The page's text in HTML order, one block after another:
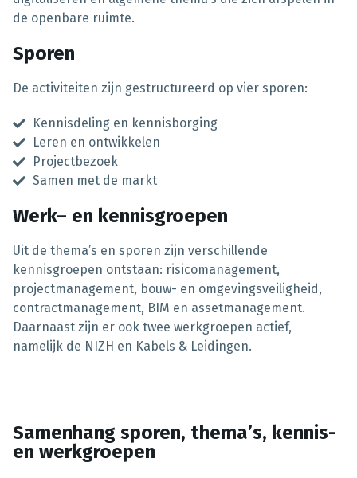
de openbare ruimte.
Sporen
De activiteiten zijn gestructureerd op vier sporen:
Kennisdeling en kennisborging
Leren en ontwikkelen
Projectbezoek
Samen met de markt
Werk– en kennisgroepen
Uit de thema’s en sporen zijn verschillende
kennisgroepen ontstaan: risicomanagement,
projectmanagement, bouw- en omgevingsveiligheid,
contractmanagement, BIM en assetmanagement.
Daarnaast zijn er ook twee werkgroepen actief,
namelijk de NIZH en Kabels & Leidingen.
Samenhang sporen, thema’s, kennis-
en werkgroepen